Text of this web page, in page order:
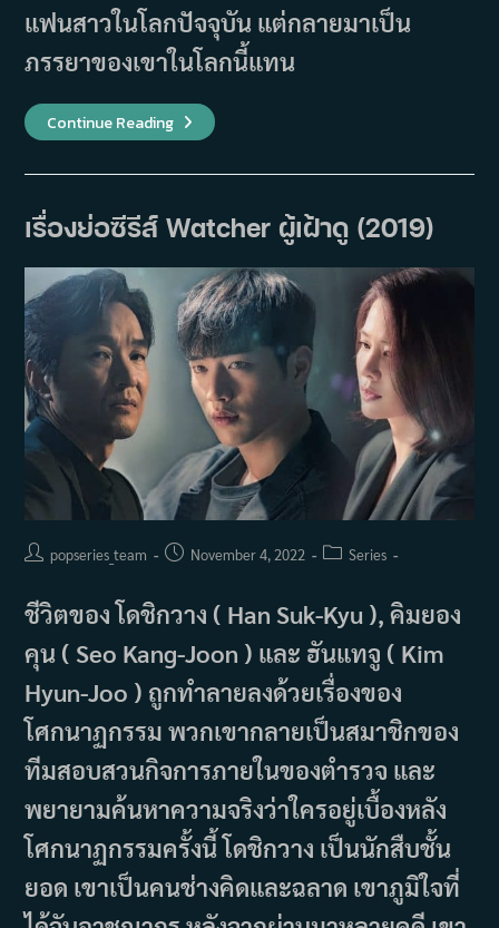
แฟนสาวในโลกปัจจุบัน แต่กลายมาเป็น
ภรรยาของเขาในโลกนี้แทน
Continue Readingเรื่อง
ย่อ
Welcome
Life
(2019)
เรื่องย่อซีรีส์ Watcher ผู้เฝ้าดู (2019)
Postpopseries_team
PostNovember 4, 2022
PostSeries
ชีวิตของ โดชิกวาง ( Han Suk-Kyu ), คิมยอง
คุน ( Seo Kang-Joon ) และ ฮันแทจู ( Kim
Hyun-Joo ) ถูกทำลายลงด้วยเรื่องของ
โศกนาฏกรรม พวกเขากลายเป็นสมาชิกของ
ทีมสอบสวนกิจการภายในของตำรวจ และ
พยายามค้นหาความจริงว่าใครอยู่เบื้องหลัง
โศกนาฏกรรมครั้งนี้ โดชิกวาง เป็นนักสืบชั้น
ยอด เขาเป็นคนช่างคิดและฉลาด เขาภูมิใจที่